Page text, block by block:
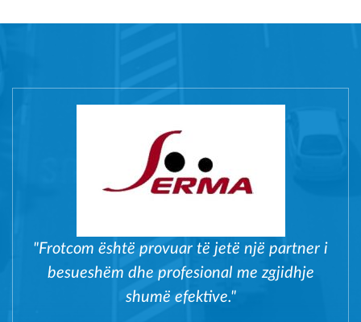
"Frotcom është provuar të jetë një partner i
besueshëm dhe profesional me zgjidhje
shumë efektive."